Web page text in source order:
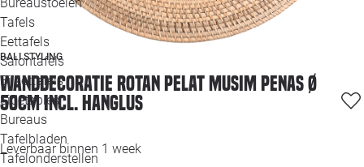
Tafels
Eettafels
Salontafels
Bijzettafels
Sidetables
Bureaus
Tafelbladen
Tafelonderstellen
BALI STYLING
Wanddecoratie Rotan Pelat musim penas Ø
50cm incl. hanglus
Leverbaar binnen 1 week